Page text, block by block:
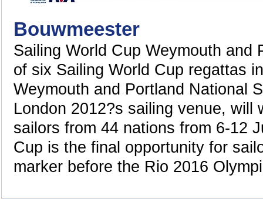
Bouwmeester
Sailing World Cup Weymouth and
of six Sailing World Cup regattas
Weymouth and Portland National
London 2012?s sailing venue, will
sailors from 44 nations from 6-12
Cup is the final opportunity for
marker before the Rio 2016